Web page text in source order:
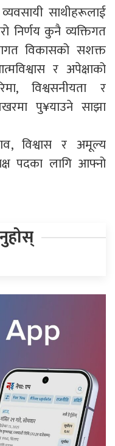
साथीहरूलाई
निर्णय कुनै व्यक्तिगत
विकासको सशक्त
र अपेक्षाको
विश्वसनीयता र
पु¥याउने साझा
विश्वास र अमूल्य
पदका लागि आफ्नो